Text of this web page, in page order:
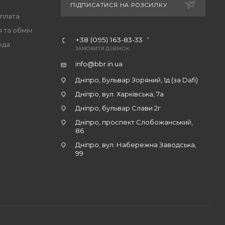
обмін
ПІДПИСАТИСЯ НА РОЗСИЛКУ
+38 (095) 163-83-33
ЗАМОВИТИ ДЗВІНОК
info@bbr.in.ua
Дніпро, Бульвар Зоряний, 1д (за Dafi)
Дніпро, вул. Харківська, 7а
Дніпро, бульвар Слави 2г
Дніпро, проспект Слобожанський,
86
Дніпро, вул. Набережна Заводська,
99